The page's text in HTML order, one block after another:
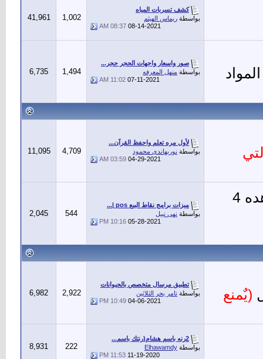
كشف تسربات المياه
بواسطة ريماس الهيثم
08-14-2021
08:37 AM
1,002
41,961
صور واسعار واجهات الحجر حجر...
بواسطة منهل المعرفه
07-11-2021
11:02 AM
1,494
6,735
لأول مره تعلم واحفظ القرآن...
بواسطة نوريهاندى محمود
04-29-2021
03:59 AM
4,709
11,095
(يشاهده 4
ميزات برامج نقاط البيع pos |...
بواسطة نهى نبيل
05-28-2021
10:16 PM
544
2,045
(يٌمنع
تطبيق مرسال متخصص بالحيوانات
بواسطة تامر بحر الثلاثين
04-06-2021
10:49 PM
2,922
6,982
2رنه باسم هشام(رنتك باسم...
بواسطة Elhawamdy
11-19-2020
11:53 PM
222
8,931